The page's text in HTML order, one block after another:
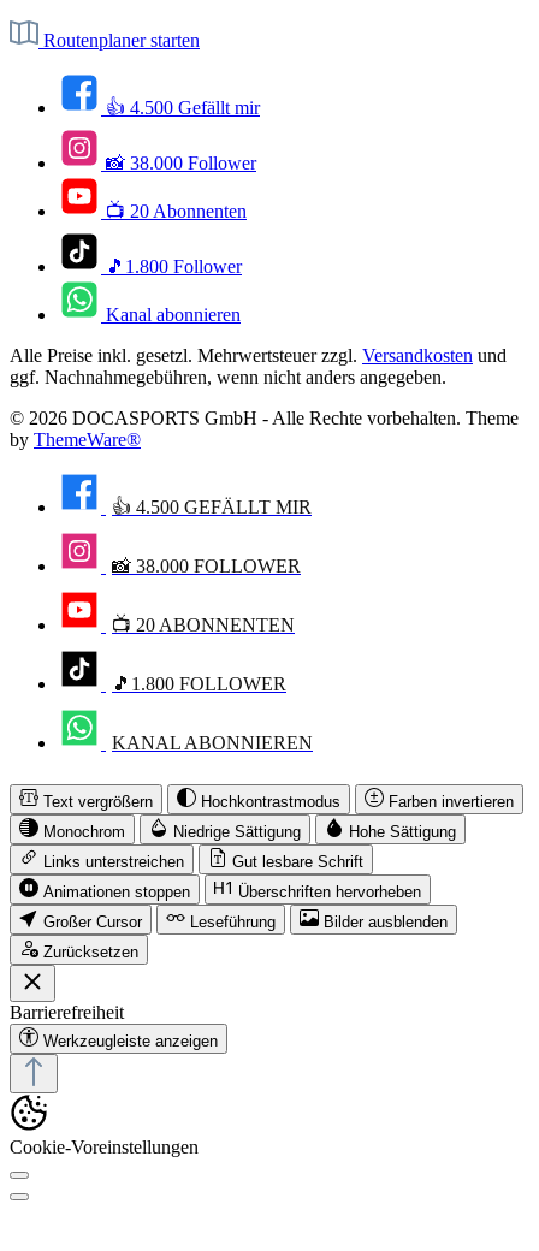
Routenplaner starten
👍 4.500 Gefällt mir
📸 38.000 Follower
📺 20 Abonnenten
🎵1.800 Follower
Kanal abonnieren
Alle Preise inkl. gesetzl. Mehrwertsteuer zzgl. Versandkosten und
ggf. Nachnahmegebühren, wenn nicht anders angegeben.
© 2026 DOCASPORTS GmbH - Alle Rechte vorbehalten. Theme
by ThemeWare®
👍 4.500 GEFÄLLT MIR
📸 38.000 FOLLOWER
📺 20 ABONNENTEN
🎵1.800 FOLLOWER
KANAL ABONNIEREN
Text vergrößern Hochkontrastmodus
Farben invertieren
Monochrom
Niedrige Sättigung
Hohe Sättigung
Links unterstreichen
Gut lesbare Schrift
Animationen stoppen
Überschriften hervorheben
Großer Cursor
Leseführung
Bilder ausblenden
Zurücksetzen
Barrierefreiheit
Werkzeugleiste anzeigen
Cookie-Voreinstellungen